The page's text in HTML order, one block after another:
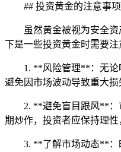
## 投资黄金的注意事项
虽然黄金被视为安全
下是一些投资黄金时需要注
1. **风险管理**：无论
避免因市场波动导致重大损
2. **避免盲目跟风**：
期炒作，投资者应保持理性
3. **了解市场动态**：